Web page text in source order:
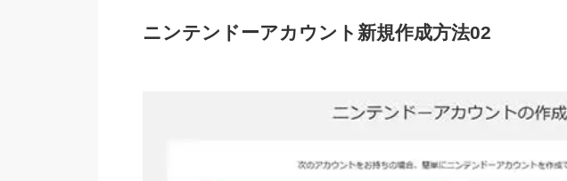
ニンテンドーアカウント新規作成方法02